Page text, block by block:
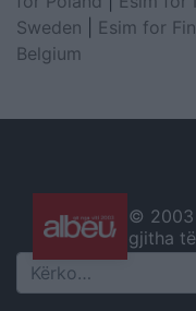
Sweden
Esim for
Belgium
©
gjitha
Search